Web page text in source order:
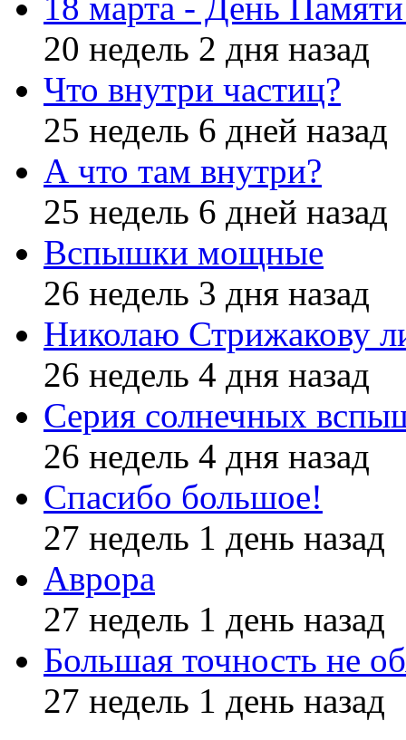
18 марта - День
20 недель 2 дня назад
Что внутри частиц?
25 недель 6 дней назад
А что там внутри?
25 недель 6 дней назад
Вспышки мощные
26 недель 3 дня назад
Николаю Стрижакову
26 недель 4 дня назад
Серия солнечных
26 недель 4 дня назад
Спасибо большое!
27 недель 1 день назад
Аврора
27 недель 1 день назад
Большая точность не
27 недель 1 день назад